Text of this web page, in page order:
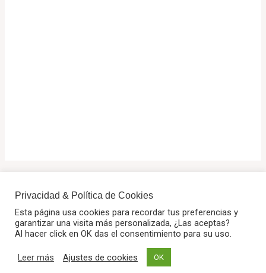
Copyright © 2025 Dr. Tutoriales | Aviso legal·Privacidad
Cookies
Privacidad & Política de Cookies
Esta página usa cookies para recordar tus preferencias y
garantizar una visita más personalizada, ¿Las aceptas?
Al hacer click en OK das el consentimiento para su uso.
Leer más Ajustes de cookies OK